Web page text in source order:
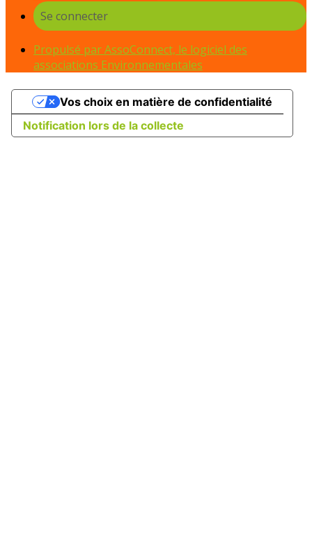
Se connecter
Propulsé par AssoConnect, le logiciel des
associations Environnementales
Notification lors de la collecte
Vos choix en matière de confidentialité